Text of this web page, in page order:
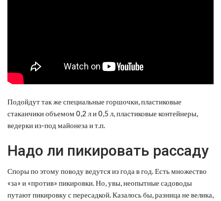
Подойдут так же специальные горшочки, пластиковые
стаканчики объемом 0,2 л и 0,5 л, пластиковые контейнеры,
ведерки из-под майонеза и т.п.
Надо ли пикировать рассаду
Споры по этому поводу ведутся из года в год. Есть множество
«за» и «против» пикировки. Но, увы, неопытные садоводы
путают пикировку с пересадкой. Казалось бы, разница не велика,